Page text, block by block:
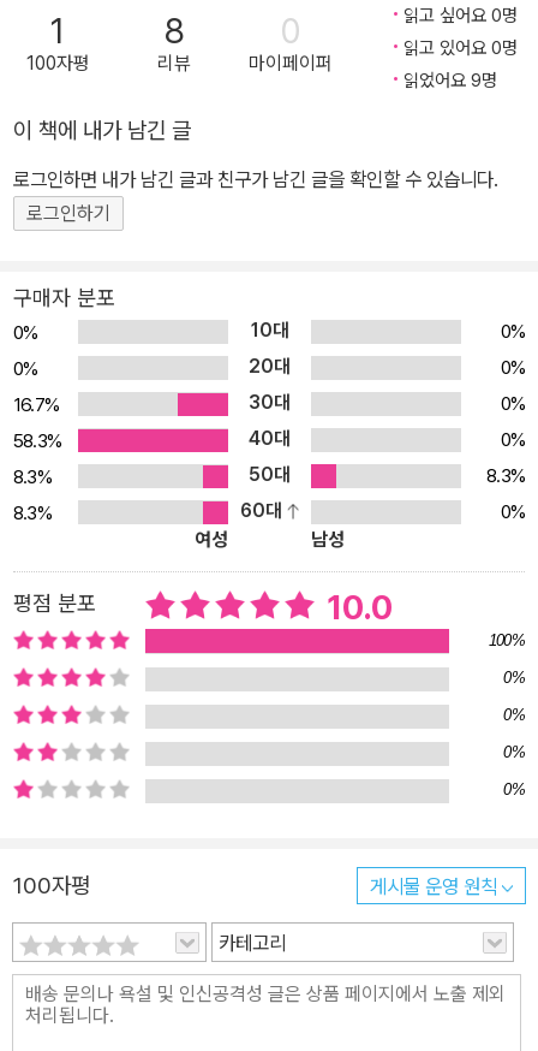
주는데 그루는 그렇지 않으니까요. ≪한그루 대 천송이≫는 하나부터
열까지 다른 점투성이인 두 아이가 송이의 도둑질 사건, 신비한 마술
가게 방문 등 여러 에피소드를 함께 겪으면서 서서히 마음을 열어 가
는 과정을 탄탄하게 그린 작품입니다. 또한 선악 구조만으로 규정할
수 없는 아이들의 복잡한 심리를 사실적으로 묘사하여 두 아이의 입
장을 모두 헤아려 볼 수 있도록 돕습니다. 앙숙이던 두 아이는 싸우고
화해하며 결국 서로를 이해하고 둘도 없는 친구가 됩니다. 공통점이
것을 깨닫지요. 그루와 송이를 통해 진정한 우정의 의미를 생각해 보
길 바랍니다. 내가 못 한 말을 해 가며 자기 일처럼 따지고 화를 내 주
는 송이를 하마터면 와락 끌어안을 뻔했다. 혼자가 아닌, 둘이 되는 기
분이 이런 걸까. 송이와 티격태격하느라 점심을 걸렀는데도 속이 든
든했다. - 본문 130쪽 진짜 내가 좋아하는 일을 깨닫는 기쁨 꿈을 꾸
게 된 동기를 선뜻 대답할 수 있는 사람은 몇 없을 것입니다. 내가 진
짜 좋아하는 게 무엇인지, 어떤 꿈을 꾸어야 행복할지 고민해 본 적 없
이, 엄마나 선생님 등 타인에 의해 꿈을 갖게 된 경우가 많기 때문입니
다. 꿈이란 내가 간절히 원하고 이루길 바라는 것입니다. 부모의 기대,
다른 사람의 시선 때문에 선택하는 것은 나의 꿈이 아닐뿐더러, 꿈을
이루고 나서도 행복하지 않지요. 그루와 송이 또한 엄마의 뜻에 따라
각각 ‘의사’와 ‘판사’를 꿈꾸지요. 그러나 마술사 아저씨와 문구점 할
아버지를 만나며 진짜 자기가 원하는 것을 발견하고, 그것을 위해 노
력하기 시작합니다. 송이는 말합니다. 자기가 ‘나무 의사’를 꿈꾸는 이
유는 ‘그냥 좋아서’라고요. 꿈을 꾸는 데 꼭 특별한 이유가 필요한 것
은 아닙니다. 좋아하는 마음 하나만으로도 충분하지요. 그루와 송이
순간, 나도 마음이 편해졌다. 반드시 대단한 사람이 되기보다 마음이
가는 대로 ’그냥’ 살아 보는 것도 나쁘지 않을 것 같았다. 나는 ‘그
냥’이라는 말이 ‘그냥’ 마음에 들었다. - 본문 139쪽 나를 표현하는 용
기를 기르고 스스로를 사랑하는 법 그루는 자기가 원하는 것을 표현
하는 일에 서툽니다. 장애인 아버지, 가난한 가정 환경을 숨기기 위해
1
100자평
8
리뷰
0
마이페이퍼
읽고 싶어요 0명
읽고 있어요 0명
읽었어요 9명
이 책에 내가 남긴 글
로그인하면 내가 남긴 글과 친구가 남긴 글을 확인할 수 있습니다.
로그인하기
구매자 분포
0% 10대
0%
0%
20대
0%
16.7%
30대
0%
58.3%
40대
0%
8.3%
50대
8.3%
8.3%
60대
0%
여성
남성
평점 분포 10.0
100%
0%
0%
0%
0%
100자평 게시물 운영 원칙
카테고리